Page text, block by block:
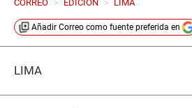
CORREO > EDICION > LIMA
Añadir Correo como fuente preferida en
LIMA